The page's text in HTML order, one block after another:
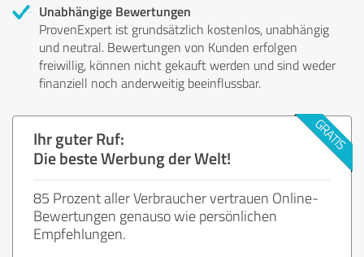
Unabhängige Bewertungen
ProvenExpert ist grundsätzlich kostenlos, unabhängig
und neutral. Bewertungen von Kunden erfolgen
freiwillig, können nicht gekauft werden und sind weder
finanziell noch anderweitig beeinflussbar.
Ihr guter Ruf:
Die beste Werbung der Welt!
85 Prozent aller Verbraucher vertrauen Online-
Bewertungen genauso wie persönlichen
Empfehlungen.